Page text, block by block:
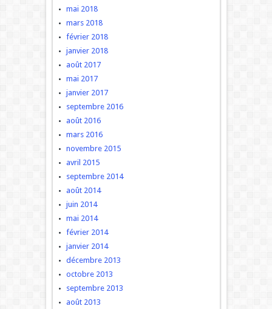
mai 2018
mars 2018
février 2018
janvier 2018
août 2017
mai 2017
janvier 2017
septembre 2016
août 2016
mars 2016
novembre 2015
avril 2015
septembre 2014
août 2014
juin 2014
mai 2014
février 2014
janvier 2014
décembre 2013
octobre 2013
septembre 2013
août 2013